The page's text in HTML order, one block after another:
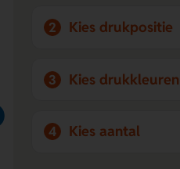
2 Kies drukpositie
3 Kies drukkleuren
4 Kies aantal